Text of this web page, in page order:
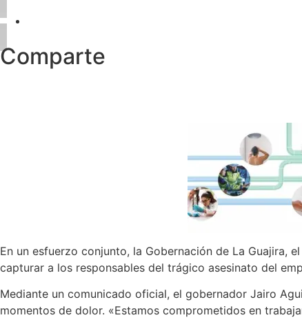
Comparte
En un esfuerzo conjunto, la Gobernación de La Guajira,
capturar a los responsables del trágico asesinato del
Mediante un comunicado oficial, el gobernador Jairo
momentos de dolor. «Estamos comprometidos en